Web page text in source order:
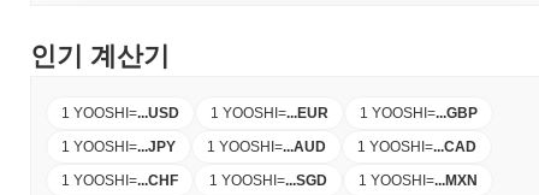
인기 계산기
1 YOOSHI=...USD 1 YOOSHI=...EUR 1 YOOSHI=...GBP
1 YOOSHI=...JPY 1 YOOSHI=...AUD 1 YOOSHI=...CAD
1 YOOSHI=...CHF 1 YOOSHI=...SGD 1 YOOSHI=...MXN